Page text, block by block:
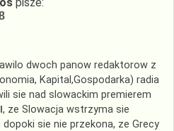
dwoch panow redaktorow z
Kapital,Gospodarka) radia
sie nad slowackim premierem
, ze Slowacja wstrzyma sie
sie nie przekona, ze Grecy